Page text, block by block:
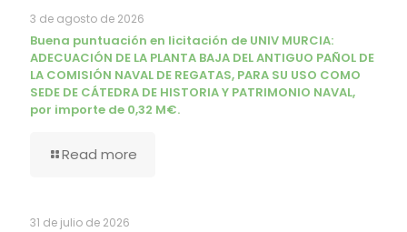
3 de agosto de 2026
Buena puntuación en licitación de UNIV MURCIA:
ADECUACIÓN DE LA PLANTA BAJA DEL ANTIGUO PAÑOL DE
LA COMISIÓN NAVAL DE REGATAS, PARA SU USO COMO
SEDE DE CÁTEDRA DE HISTORIA Y PATRIMONIO NAVAL,
por importe de 0,32 M€.
Read more
31 de julio de 2026